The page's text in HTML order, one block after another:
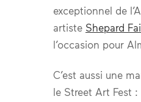
exceptionnel de
artiste Shepard
l’occasion pour
C’est aussi une
le Street Art Fest